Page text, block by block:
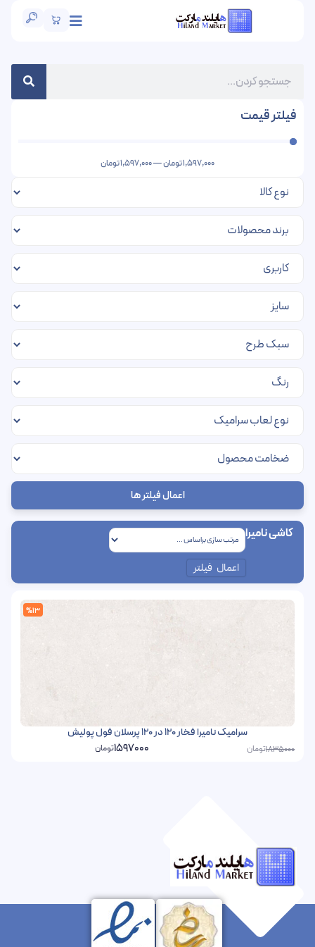
فیلتر قیمت
1,597,000تومان—
1,597,000تومان
اعمال فیلتر ها
کاشی نامیرا
اعمال فیلتر
%13
سرامیک نامیرا فخار 120 در 120 پرسلان فول پولیش
1835000تومان 1597000تومان